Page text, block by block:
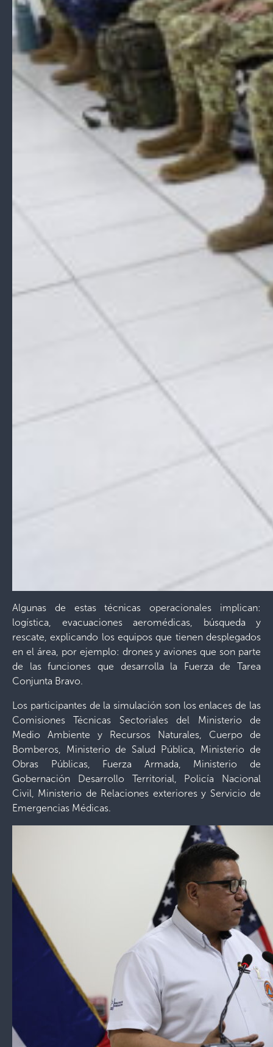
Algunas de estas técnicas operacionales implican:
logística, evacuaciones aeromédicas, búsqueda y
rescate, explicando los equipos que tienen desplegados
en el área, por ejemplo: drones y aviones que son parte
de las funciones que desarrolla la Fuerza de Tarea
Conjunta Bravo.
Los participantes de la simulación son los enlaces de las
Comisiones Técnicas Sectoriales del Ministerio de
Medio Ambiente y Recursos Naturales, Cuerpo de
Bomberos, Ministerio de Salud Pública, Ministerio de
Obras Públicas, Fuerza Armada, Ministerio de
Gobernación Desarrollo Territorial, Policía Nacional
Civil, Ministerio de Relaciones exteriores y Servicio de
Emergencias Médicas.